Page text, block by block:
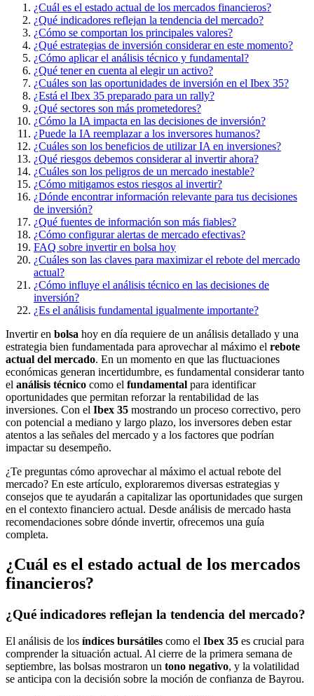
¿Cuál es el estado actual de los mercados financieros?
¿Qué indicadores reflejan la tendencia del mercado?
¿Cómo se comportan los principales valores?
¿Qué estrategias de inversión considerar en este momento?
¿Cómo aplicar el análisis técnico y fundamental?
¿Qué tener en cuenta al elegir un activo?
¿Cuáles son las oportunidades de inversión en el Ibex 35?
¿Está el Ibex 35 preparado para un rally?
¿Qué sectores son más prometedores?
¿Cómo la IA impacta en las decisiones de inversión?
¿Puede la IA reemplazar a los inversores humanos?
¿Cuáles son los beneficios de utilizar IA en inversiones?
¿Qué riesgos debemos considerar al invertir ahora?
¿Cuáles son los peligros de un mercado inestable?
¿Cómo mitigamos estos riesgos al invertir?
¿Dónde encontrar información relevante para tus decisiones
de inversión?
¿Qué fuentes de información son más fiables?
¿Cómo configurar alertas de mercado efectivas?
FAQ sobre invertir en bolsa hoy
¿Cuáles son las claves para maximizar el rebote del mercado
actual?
¿Cómo influye el análisis técnico en las decisiones de
inversión?
¿Es el análisis fundamental igualmente importante?
Invertir en bolsa hoy en día requiere de un análisis detallado y una
estrategia bien fundamentada para aprovechar al máximo el rebote
actual del mercado. En un momento en que las fluctuaciones
económicas generan incertidumbre, es fundamental considerar tanto
el análisis técnico como el fundamental para identificar
oportunidades que permitan reforzar la rentabilidad de las
inversiones. Con el Ibex 35 mostrando un proceso correctivo, pero
con potencial a mediano y largo plazo, los inversores deben estar
atentos a las señales del mercado y a los factores que podrían
impactar su desempeño.
¿Te preguntas cómo aprovechar al máximo el actual rebote del
mercado? En este artículo, exploraremos diversas estrategias y
consejos que te ayudarán a capitalizar las oportunidades que surgen
en el contexto financiero actual. Desde análisis de mercado hasta
recomendaciones sobre dónde invertir, ofrecemos una guía
completa.
¿Cuál es el estado actual de los mercados
financieros?
¿Qué indicadores reflejan la tendencia del mercado?
El análisis de los índices bursátiles como el Ibex 35 es crucial para
comprender la situación actual. Al cierre de la primera semana de
septiembre, las bolsas mostraron un tono negativo, y la volatilidad
se anticipa con la decisión sobre la moción de confianza de Bayrou.